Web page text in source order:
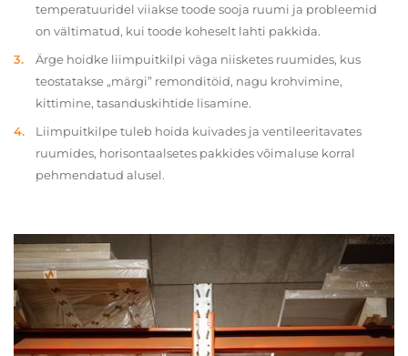
temperatuuridel viiakse toode sooja ruumi ja probleemid
on vältimatud, kui toode koheselt lahti pakkida.
Ärge hoidke liimpuitkilpi väga niisketes ruumides, kus
teostatakse „märgi” remonditöid, nagu krohvimine,
kittimine, tasanduskihtide lisamine.
Liimpuitkilpe tuleb hoida kuivades ja ventileeritavates
ruumides, horisontaalsetes pakkides võimaluse korral
pehmendatud alusel.